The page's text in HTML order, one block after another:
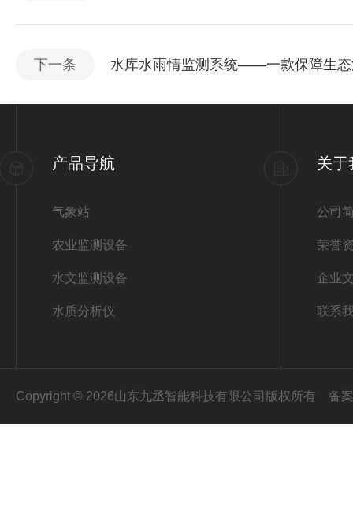
下一条 水库水雨情监测系统——一款保障生
产品导航
气象站
农业监测设备
水文监测设备
水质分析仪
关于
公司
荣誉
企业
联系
Copyright © 2026山东九丞智能科技有限公司版权所有 备